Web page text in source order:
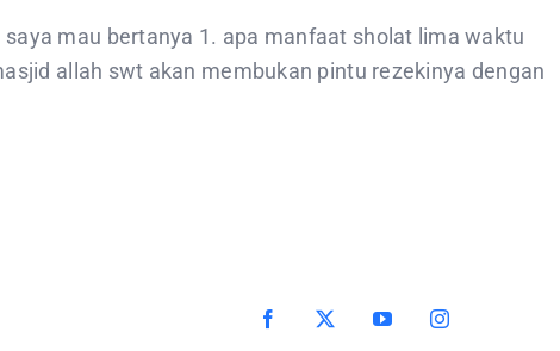
mau bertanya 1. apa manfaat sholat lima waktu
allah swt akan membukan pintu rezekinya dengan
Facebook
X YouTubeInstagram